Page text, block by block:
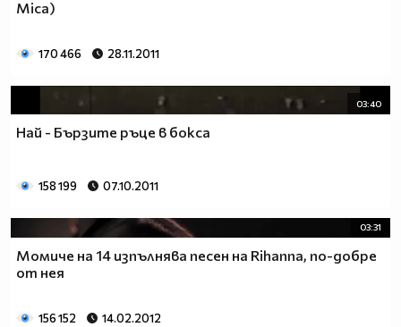
Mica)
170 466 28.11.2011
03:40
Hай - Бързите ръце в бокса
158 199 07.10.2011
03:31
Момиче на 14 изпълнява песен на Rihanna, по-добре
от нея
156 152 14.02.2012